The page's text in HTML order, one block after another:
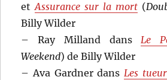
etAssurance sur la mort(
Billy Wilder
– Ray Milland dansLe
Weekend) de Billy Wilder
– Ava Gardner dans Les